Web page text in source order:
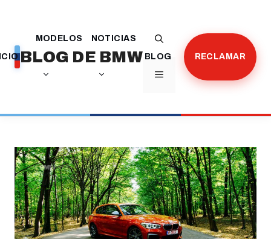
contenido
BLOG DE BMW
MENÚ
MODELOS
NOTICIAS
BLOG
RECLAMAR